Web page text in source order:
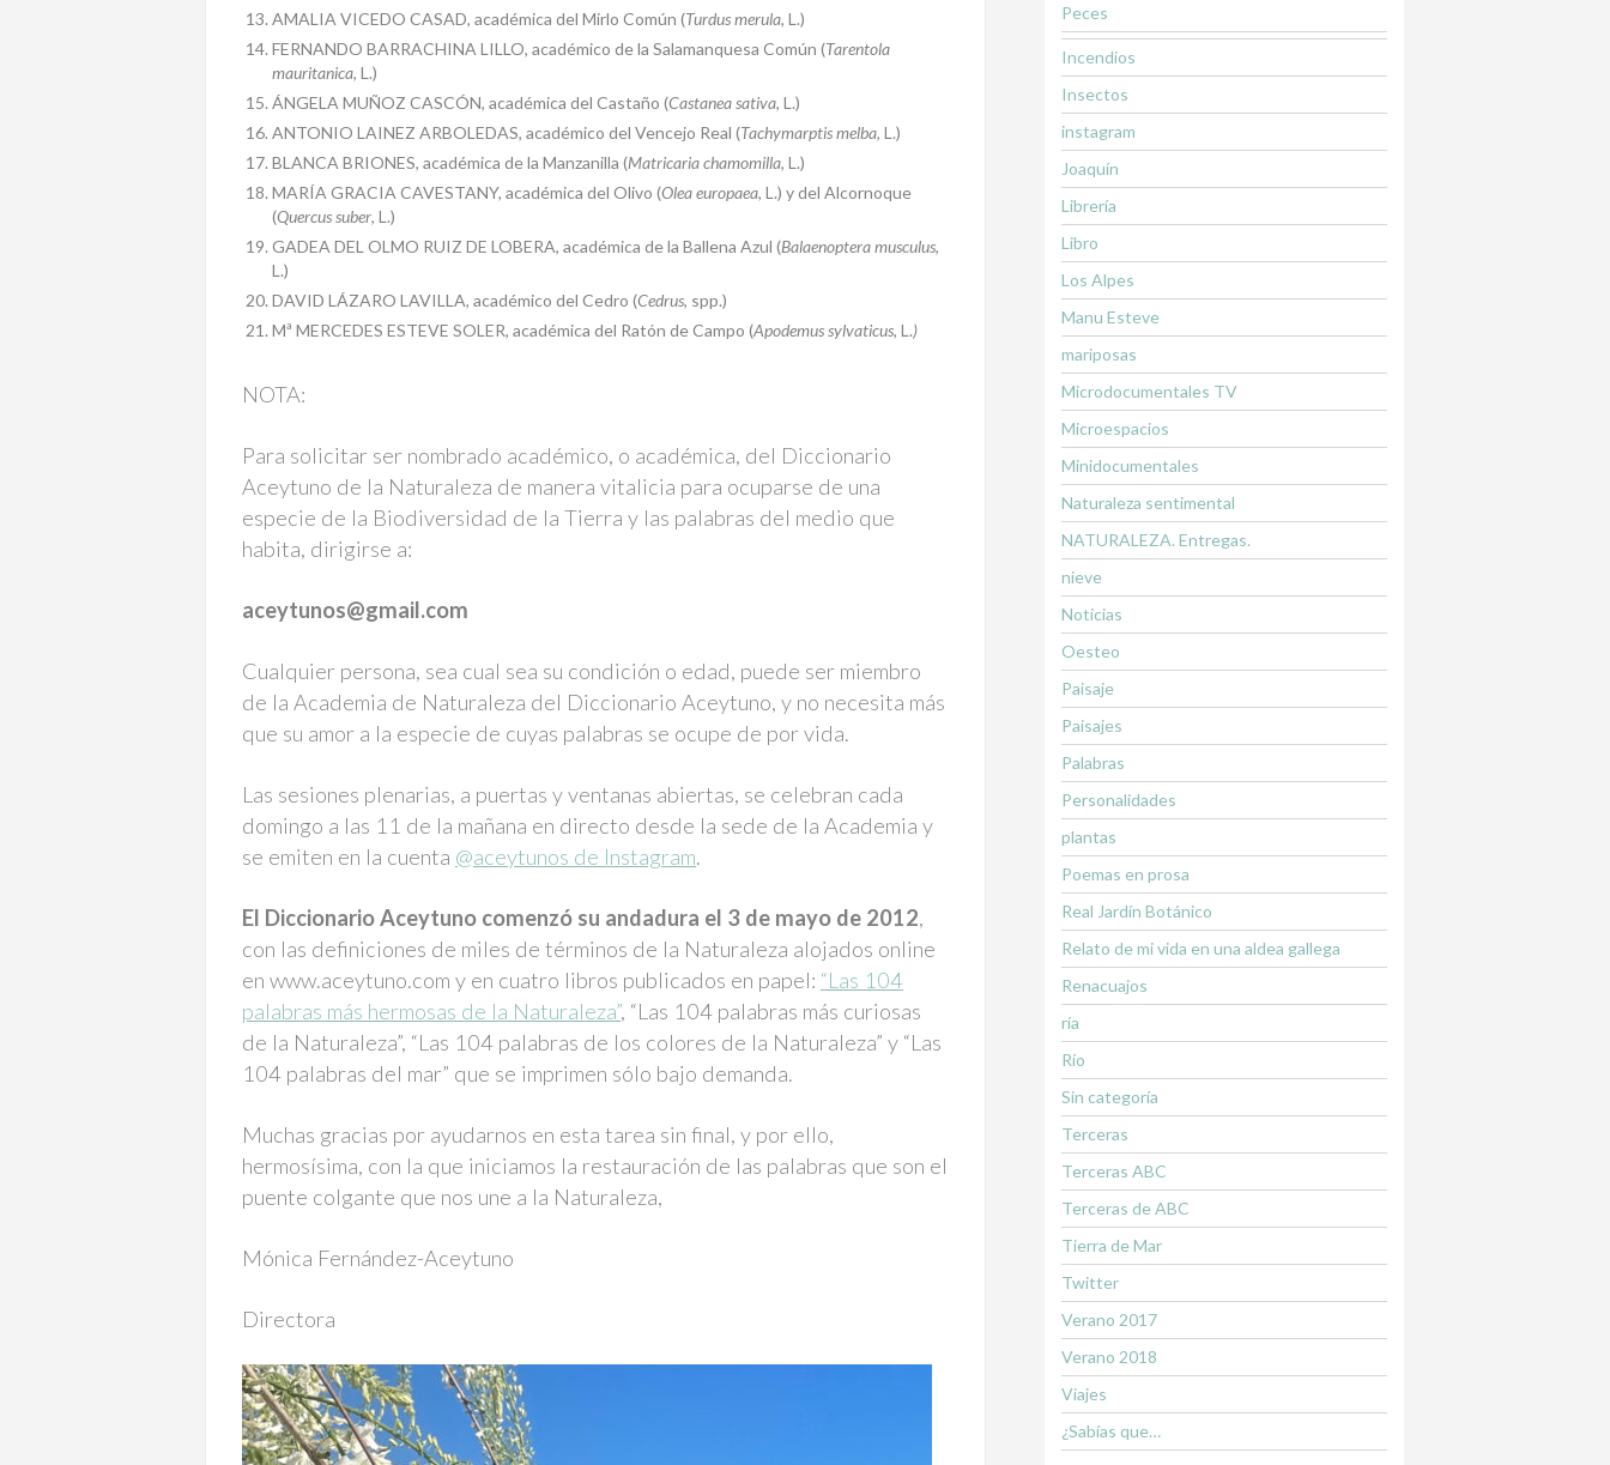
AMALIA VICEDO CASAD, académica del Mirlo Común (Turdus merula, L.)
FERNANDO BARRACHINA LILLO, académico de la Salamanquesa Común (Tarentola
mauritanica, L.)
ÁNGELA MUÑOZ CASCÓN, académica del Castaño (Castanea sativa, L.)
ANTONIO LAINEZ ARBOLEDAS, académico del Vencejo Real (Tachymarptis melba, L.)
BLANCA BRIONES, académica de la Manzanilla (Matricaria chamomilla, L.)
MARÍA GRACIA CAVESTANY, académica del Olivo (Olea europaea, L.) y del Alcornoque
(Quercus suber, L.)
GADEA DEL OLMO RUIZ DE LOBERA, académica de la Ballena Azul (Balaenoptera musculus,
L.)
DAVID LÁZARO LAVILLA, académico del Cedro (Cedrus, spp.)
Mª MERCEDES ESTEVE SOLER, académica del Ratón de Campo (Apodemus sylvaticus, L.)
NOTA:
Para solicitar ser nombrado académico, o académica, del Diccionario
Aceytuno de la Naturaleza de manera vitalicia para ocuparse de una
especie de la Biodiversidad de la Tierra y las palabras del medio que
habita, dirigirse a:
aceytunos@gmail.com
Cualquier persona, sea cual sea su condición o edad, puede ser miembro
de la Academia de Naturaleza del Diccionario Aceytuno, y no necesita más
que su amor a la especie de cuyas palabras se ocupe de por vida.
Las sesiones plenarias, a puertas y ventanas abiertas, se celebran cada
domingo a las 11 de la mañana en directo desde la sede de la Academia y
se emiten en la cuenta @aceytunos de Instagram.
El Diccionario Aceytuno comenzó su andadura el 3 de mayo de 2012,
con las definiciones de miles de términos de la Naturaleza alojados online
en www.aceytuno.com y en cuatro libros publicados en papel: “Las 104
palabras más hermosas de la Naturaleza”, “Las 104 palabras más curiosas
de la Naturaleza”, “Las 104 palabras de los colores de la Naturaleza” y “Las
104 palabras del mar” que se imprimen sólo bajo demanda.
Muchas gracias por ayudarnos en esta tarea sin final, y por ello,
hermosísima, con la que iniciamos la restauración de las palabras que son el
puente colgante que nos une a la Naturaleza,
Mónica Fernández-Aceytuno
Directora
Peces
Incendios
Insectos
instagram
Joaquín
Librería
Libro
Los Alpes
Manu Esteve
mariposas
Microdocumentales TV
Microespacios
Minidocumentales
Naturaleza sentimental
NATURALEZA. Entregas.
nieve
Noticias
Oesteo
Paisaje
Paisajes
Palabras
Personalidades
plantas
Poemas en prosa
Real Jardín Botánico
Relato de mi vida en una aldea gallega
Renacuajos
ría
Río
Sin categoría
Terceras
Terceras ABC
Terceras de ABC
Tierra de Mar
Twitter
Verano 2017
Verano 2018
Viajes
¿Sabías que…